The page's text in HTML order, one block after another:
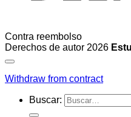
Contra reembolso
Derechos de autor 2026
Withdraw from contract
Buscar: